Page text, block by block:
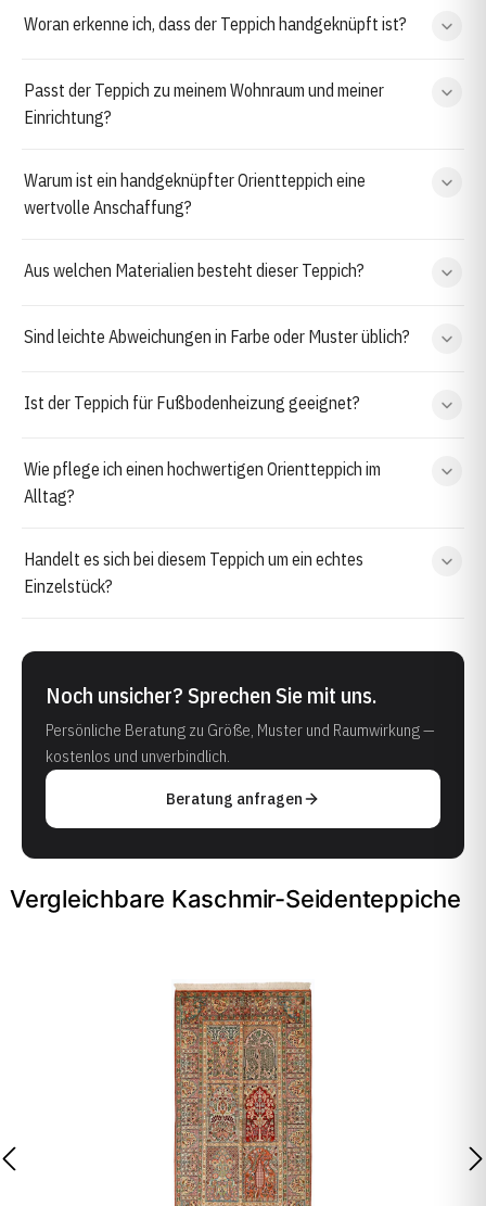
Woran erkenne ich, dass der Teppich handgeknüpft ist?
Passt der Teppich zu meinem Wohnraum und meiner
Einrichtung?
Warum ist ein handgeknüpfter Orientteppich eine
wertvolle Anschaffung?
Aus welchen Materialien besteht dieser Teppich?
Sind leichte Abweichungen in Farbe oder Muster üblich?
Ist der Teppich für Fußbodenheizung geeignet?
Wie pflege ich einen hochwertigen Orientteppich im
Alltag?
Handelt es sich bei diesem Teppich um ein echtes
Einzelstück?
Noch unsicher? Sprechen Sie mit uns.
Persönliche Beratung zu Größe, Muster und Raumwirkung —
kostenlos und unverbindlich.
Beratung anfragen
Vergleichbare Kaschmir-Seidenteppiche